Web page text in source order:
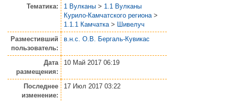
Тематика:
1 Вулканы > 1.1 Вулканы
Курило-Камчатского региона >
1.1.1 Камчатка > Шивелуч
Разместивший
пользователь:
в.н.с. О.В. Бергаль-Кувикас
Дата
размещения:
10 Май 2017 06:19
Последнее
изменение:
17 Июл 2017 03:22